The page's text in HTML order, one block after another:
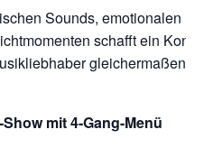
Sounds, emotionalen
schafft ein
gleichermaßen
mit 4-Gang-Menü